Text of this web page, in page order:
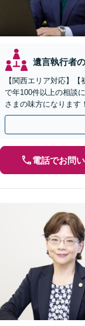
遺言執行者
【関西エリア対応】
で年100件以上の相談
さまの味方になります
の作成など【烏丸御池
電話でお問